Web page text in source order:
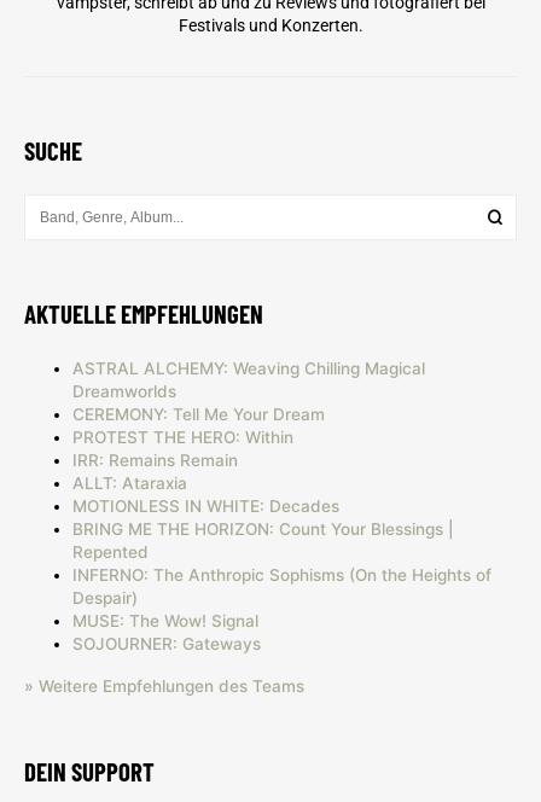
Festivals und Konzerten.
SUCHE
AKTUELLE EMPFEHLUNGEN
ASTRAL ALCHEMY: Weaving Chilling Magical
Dreamworlds
CEREMONY: Tell Me Your Dream
PROTEST THE HERO: Within
IRR: Remains Remain
ALLT: Ataraxia
MOTIONLESS IN WHITE: Decades
BRING ME THE HORIZON: Count Your Blessings |
Repented
INFERNO: The Anthropic Sophisms (On the Heights of
Despair)
MUSE: The Wow! Signal
SOJOURNER: Gateways
» Weitere Empfehlungen des Teams
DEIN SUPPORT